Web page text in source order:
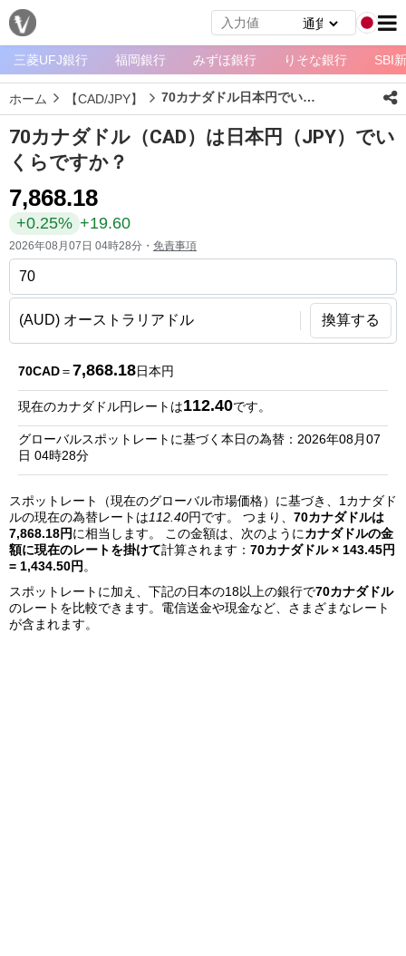
メ
ニ
ュ
ー
ホ
ム
ペ
ー
ジ
通
貨
一
覧
銀
行
リ
ス
ト
三菱UFJ銀行 福岡銀行 みずほ銀行 りそな銀行 SBI
ホーム 【CAD/JPY】 70カナダドル日本円でいくら？
70カナダドル（CAD）は日本円（JPY）でい
くらですか？
7,868.18
+0.25% +19.60
2026年08月07日 04時28分・ 免責事項
換算する
70CAD＝7,868.18日本円
現在のカナダドル円レートは112.40です。
グローバルスポットレートに基づく本日の為替：2026年08月07
日 04時28分
スポットレート（現在のグローバル市場価格）に基づき、1カナダド
ルの現在の為替レートは112.40円です。 つまり、 70カナダドルは
7,868.18円に相当します。 この金額は、次のようにカナダドルの金
額に現在のレートを掛けて計算されます： 70カナダドル × 143.45円
= 1,434.50円 。
スポットレートに加え、下記の日本の18以上の銀行で70カナダドル
のレートを比較できます。電信送金や現金など、さまざまなレート
が含まれます。